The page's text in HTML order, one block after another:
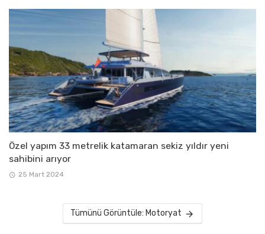
Özel yapım 33 metrelik katamaran sekiz yıldır yeni
sahibini arıyor
25 Mart 2024
Tümünü Görüntüle: Motoryat